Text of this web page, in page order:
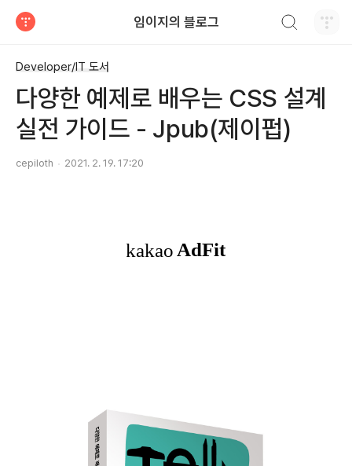
임이지의 블로그
Developer/IT 도서
다양한 예제로 배우는 CSS 설계
실전 가이드 - Jpub(제이펍)
cepiloth 2021. 2. 19. 17:20